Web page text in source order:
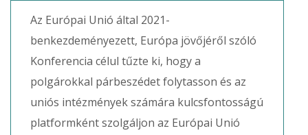
Az Európai Unió által 2021-
benkezdeményezett, Európa jövőjéről szóló
Konferencia célul tűzte ki, hogy a
polgárokkal párbeszédet folytasson és az
uniós intézmények számára kulcsfontosságú
platformként szolgáljon az Európai Unió